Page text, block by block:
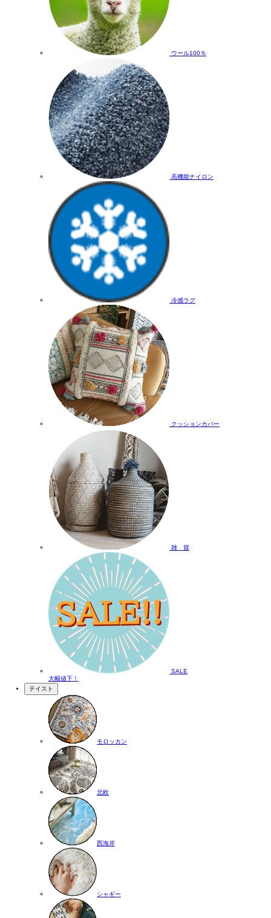
ウール100％
高機能ナイロン
冷感ラグ
クッションカバー
雑 貨
SALE
大幅値下！
テイスト
モロッカン
北欧
西海岸
シャギー